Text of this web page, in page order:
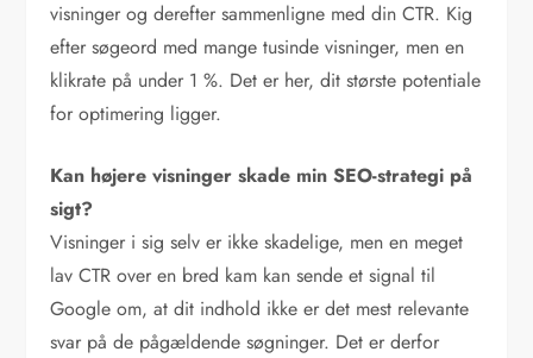
visninger og derefter sammenligne med din CTR. Kig
efter søgeord med mange tusinde visninger, men en
klikrate på under 1 %. Det er her, dit største potentiale
for optimering ligger.
Kan højere visninger skade min SEO-strategi på
sigt?
Visninger i sig selv er ikke skadelige, men en meget
lav CTR over en bred kam kan sende et signal til
Google om, at dit indhold ikke er det mest relevante
svar på de pågældende søgninger. Det er derfor